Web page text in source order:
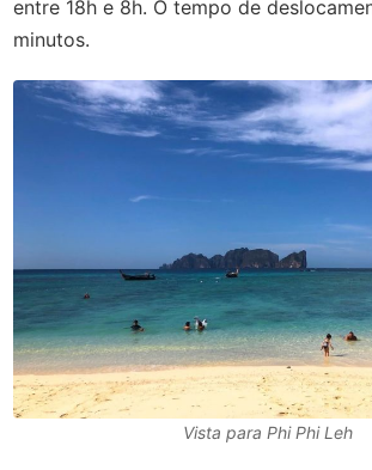
entre 18h e 8h. O tempo de
minutos.
Vista para Phi Phi Leh